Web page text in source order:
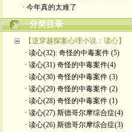
· 今年真的太难了
分类目录
【逆穿越探案心理小说：读心】
· 读心(32): 奇怪的中毒案件 (5)
· 读心(31) 奇怪的中毒案件(4)
· 读心(30) 奇怪的中毒案件 (3)
· 读心(29) 奇怪的中毒案件 (2)
· 读心(28) 奇怪的中毒案件 (1)
· 读心(27) 斯德哥尔摩综合症(4)
· 读心(26) 斯德哥尔摩综合症(3)